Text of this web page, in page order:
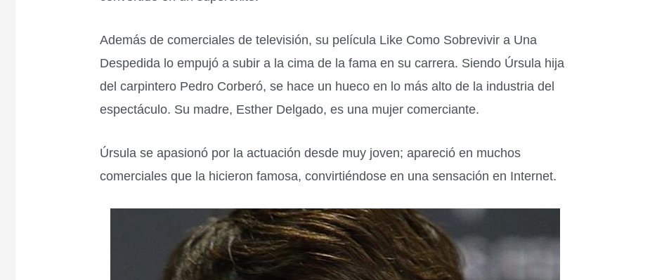
Además de comerciales de televisión, su película Like Como Sobrevivir a Una
Despedida lo empujó a subir a la cima de la fama en su carrera. Siendo Úrsula hija
del carpintero Pedro Corberó, se hace un hueco en lo más alto de la industria del
espectáculo. Su madre, Esther Delgado, es una mujer comerciante.
Úrsula se apasionó por la actuación desde muy joven; apareció en muchos
comerciales que la hicieron famosa, convirtiéndose en una sensación en Internet.